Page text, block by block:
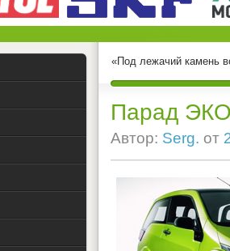
«Под лежачий камень
Парад
Автор: Serg. от